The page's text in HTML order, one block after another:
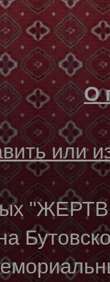
О
или